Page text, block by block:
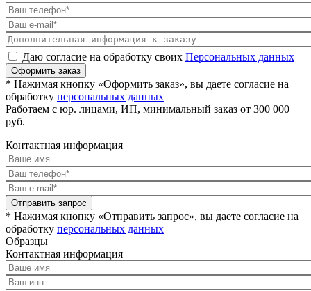
Даю согласие на обработку своих Персональных данных
Оформить заказ
* Нажимая кнопку «Оформить заказ», вы даете согласие на
обработку персональных данных
Работаем с юр. лицами, ИП, минимальный заказ от 300 000
руб.
Контактная информация
Отправить запрос
* Нажимая кнопку «Отправить запрос», вы даете согласие на
обработку персональных данных
Образцы
Контактная информация